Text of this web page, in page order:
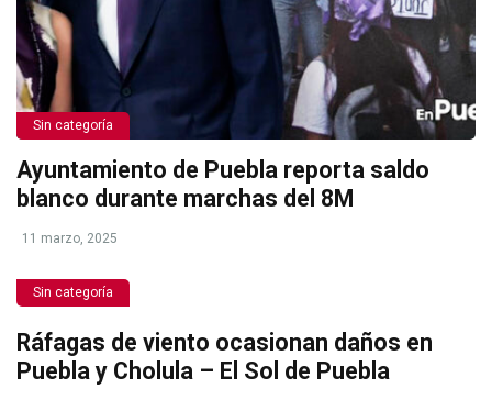
Sin categoría
Ayuntamiento de Puebla reporta saldo
blanco durante marchas del 8M
11 marzo, 2025
Sin categoría
Ráfagas de viento ocasionan daños en
Puebla y Cholula – El Sol de Puebla